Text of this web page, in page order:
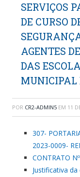
SERVIÇOS
DE CURSO
AGENTES
DAS
MUNICIPAL
POR CR2-ADMIN5 EM 11
307-
2023-0009-
CONTRATO
Justificativa